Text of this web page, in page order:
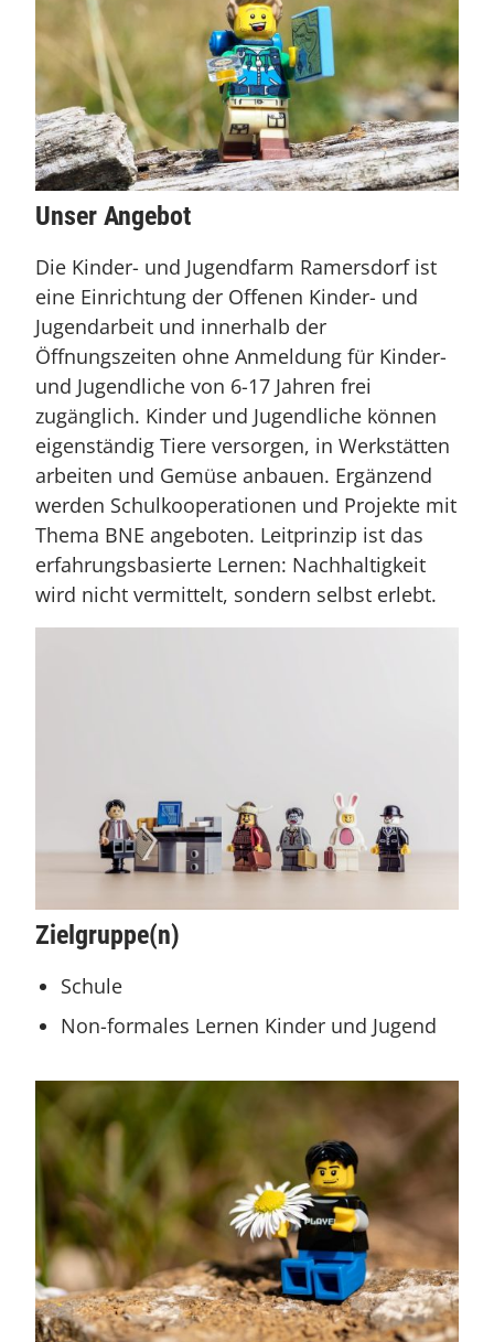
Unser Angebot
Die Kinder- und Jugendfarm Ramersdorf ist
eine Einrichtung der Offenen Kinder- und
Jugendarbeit und innerhalb der
Öffnungszeiten ohne Anmeldung für Kinder-
und Jugendliche von 6-17 Jahren frei
zugänglich. Kinder und Jugendliche können
eigenständig Tiere versorgen, in Werkstätten
arbeiten und Gemüse anbauen. Ergänzend
werden Schulkooperationen und Projekte mit
Thema BNE angeboten. Leitprinzip ist das
erfahrungsbasierte Lernen: Nachhaltigkeit
wird nicht vermittelt, sondern selbst erlebt.
Zielgruppe(n)
Schule
Non-formales Lernen Kinder und Jugend